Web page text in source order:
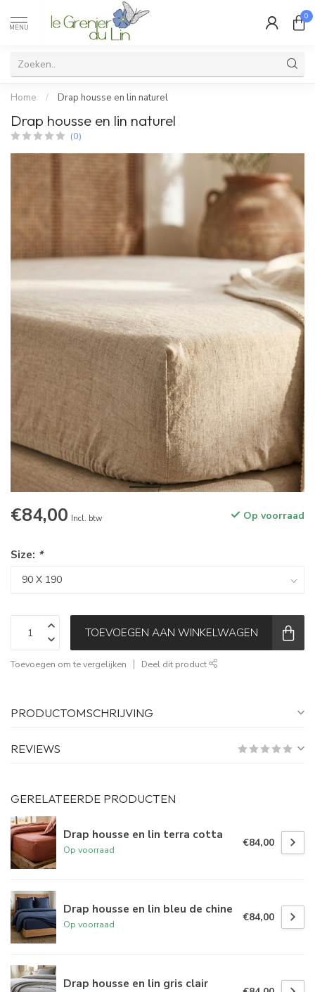
MENU
0
Home / Drap housse en lin naturel
Drap housse en lin naturel
(0)
€84,00 Incl. btw Op voorraad
Size: *
TOEVOEGEN AAN WINKELWAGEN
Toevoegen om te vergelijken Deel dit product
PRODUCTOMSCHRIJVING
REVIEWS
GERELATEERDE PRODUCTEN
Drap housse en lin terra cotta
Op voorraad
€84,00
Drap housse en lin bleu de chine
Op voorraad
€84,00
Drap housse en lin gris clair